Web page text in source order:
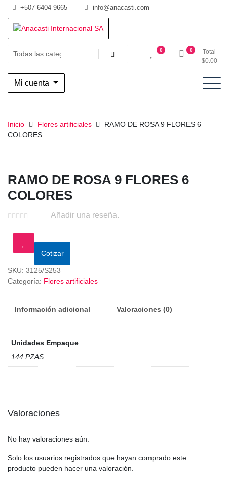
Saltar
al
contenido
+507 6404-9665 info@anacasti.com
Anacasti Internacional SA
Ventas de productos al por mayor de flores y plantas. juguetes,
navidad, religioso y adornos
0 0
Total
$0.00
Mi cuenta
Inicio Flores artificiales
RAMO DE ROSA 9 FLORES 6
COLORES
RAMO DE ROSA 9 FLORES 6
COLORES
Añadir una reseña.
Cotizar
SKU: 3125/S253
Categoría: Flores artificiales
Información adicional Valoraciones (0)
Unidades Empaque
144 PZAS
Valoraciones
No hay valoraciones aún.
Solo los usuarios registrados que hayan comprado este
producto pueden hacer una valoración.